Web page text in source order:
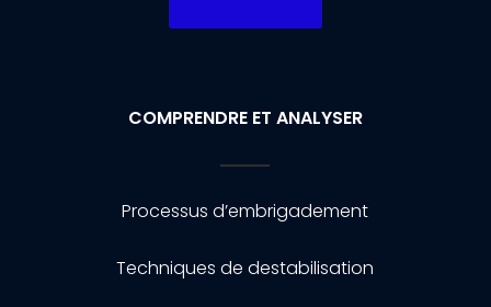
COMPRENDRE ET ANALYSER
Processus d’embrigadement
Techniques de destabilisation